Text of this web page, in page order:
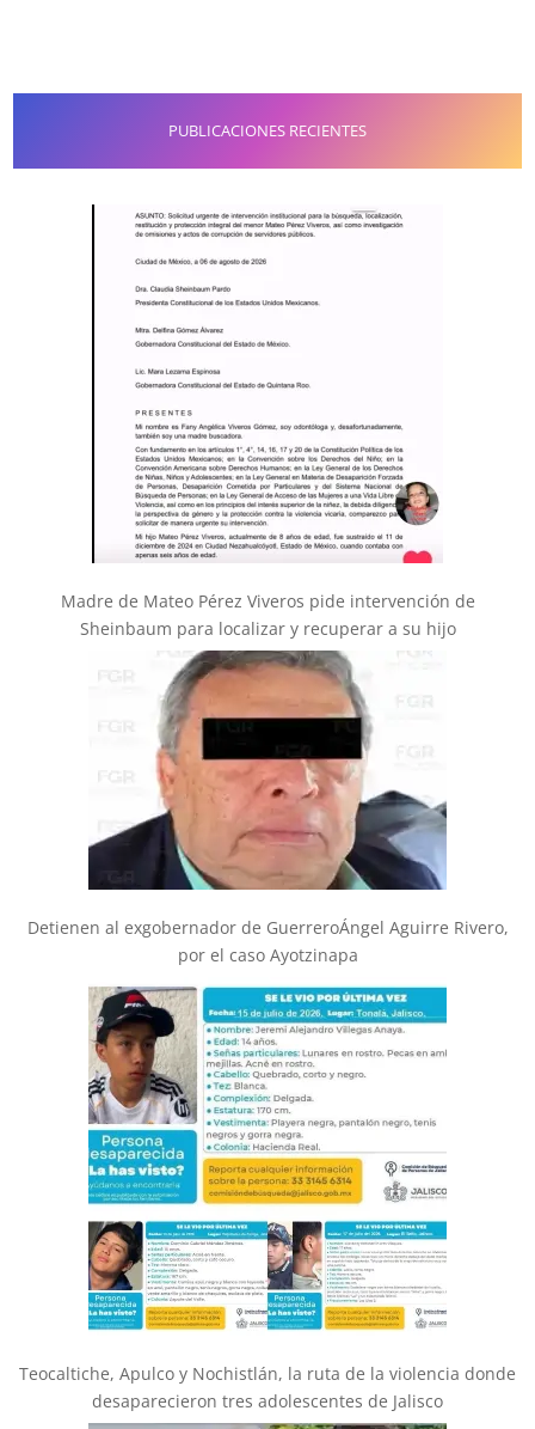
PUBLICACIONES RECIENTES
Madre de Mateo Pérez Viveros pide intervención de
Sheinbaum para localizar y recuperar a su hijo
Detienen al exgobernador de GuerreroÁngel Aguirre Rivero,
por el caso Ayotzinapa
Teocaltiche, Apulco y Nochistlán, la ruta de la violencia donde
desaparecieron tres adolescentes de Jalisco